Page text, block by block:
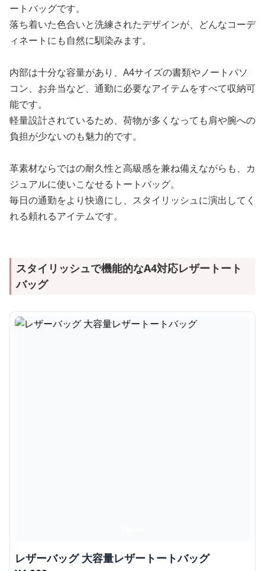
ートバッグです。
落ち着いた色合いと洗練されたデザインが、どんなコーデ
ィネートにも自然に馴染みます。
内部は十分な容量があり、A4サイズの書類やノートパソ
コン、お弁当など、通勤に必要なアイテムをすべて収納可
能です。
軽量設計されているため、荷物が多くなっても肩や腕への
負担が少ないのも魅力的です。
革素材ならではの耐久性と高級感を兼ね備えながらも、カ
ジュアルに使いこなせるトートバッグ。
毎日の通勤をより快適にし、スタイリッシュに演出してく
れる頼れるアイテムです。
スタイリッシュで機能的なA4対応レザートート
バッグ
レザーバッグ 大容量レザートートバッグ